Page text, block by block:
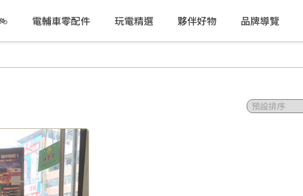
電輔車零配件 玩電精選 夥伴好物 品牌導覽